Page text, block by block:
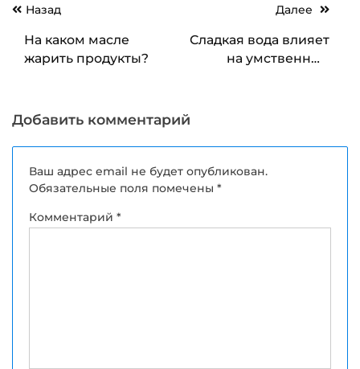
Навигация
записям
Назад
На каком масле
жарить продукты?
Далее
Сладкая вода влияет
на умственные
Добавить комментарий
Ваш адрес email не будет опубликован.
Обязательные поля помечены *
Комментарий *